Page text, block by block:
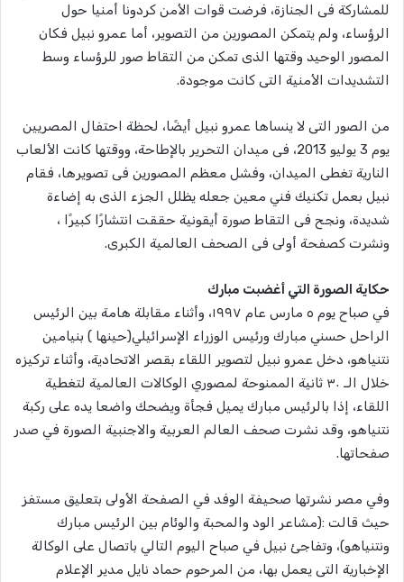
للمشاركة فى الجنازة، فرضت قوات الأمن كردونا أمنيا حول
الرؤساء، ولم يتمكن المصورين من التصوير، أما عمرو نبيل فكان
المصور الوحيد وقتها الذى تمكن من التقاط صور للرؤساء وسط
التشديدات الأمنية التى كانت موجودة.
من الصور التى لا ينساها عمرو نبيل أيضًا، لحظة احتفال المصريين
يوم 3 يوليو 2013، فى ميدان التحرير بالإطاحة، ووقتها كانت الألعاب
النارية تغطى الميدان، وفشل معظم المصورين فى تصويرها، فقام
نبيل بعمل تكنيك فني معين جعله يظلل الجزء الذى به إضاءة
شديدة، ونجح فى التقاط صورة أيقونية حققت انتشارًا كبيرًا ،
ونشرت كصفحة أولى فى الصحف العالمية الكبرى.
حكاية الصورة التي أغضبت مبارك
في صباح يوم ٥ مارس عام ١٩٩٧، وأثناء مقابلة هامة بين الرئيس
الراحل حسني مبارك ورئيس الوزراء الإسرائيلي(حينها ) بنيامين
نتنياهو، دخل عمرو نبيل لتصوير اللقاء بقصر الاتحادية، وأثناء تركيزه
خلال الـ ٣٠ ثانية الممنوحة لمصوري الوكالات العالمية لتغطية
اللقاء، إذا بالرئيس مبارك يميل فجأة ويضحك واضعا يده على ركبة
نتنياهو، وقد نشرت صحف العالم العربية والاجنبية الصورة في صدر
صفحاتها.
وفي مصر نشرتها صحيفة الوفد في الصفحة الأولى بتعليق مستفز
حيث قالت :(مشاعر الود والمحبة والوئام بين الرئيس مبارك
ونتنياهو)، وتفاجئ نبيل في صباح اليوم التالي باتصال على الوكالة
الإخبارية التى يعمل بها، من المرحوم حماد نايل مدير الإعلام